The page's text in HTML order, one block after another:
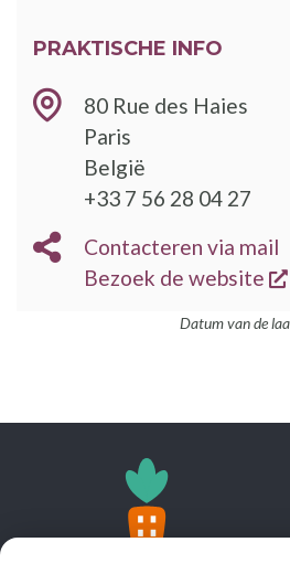
PRAKTISCHE INFO
80 Rue des Haies
Paris
België
TELEFOON
+33 7 56 28 04 27
E-
MAIL
Contacteren via mail
BEZOEK
WEBSITE
Bezoek de website
Datum van de